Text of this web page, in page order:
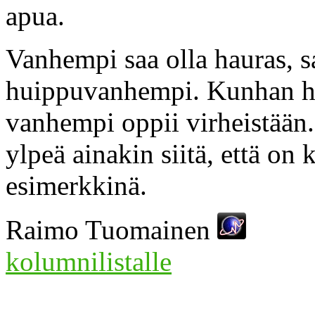
apua.
Vanhempi saa olla hauras,
huippuvanhempi. Kunhan
vanhempi oppii
ylpeä ainakin siitä, että on
esimerkkinä.
Raimo Tuomainen
kolumnilistalle